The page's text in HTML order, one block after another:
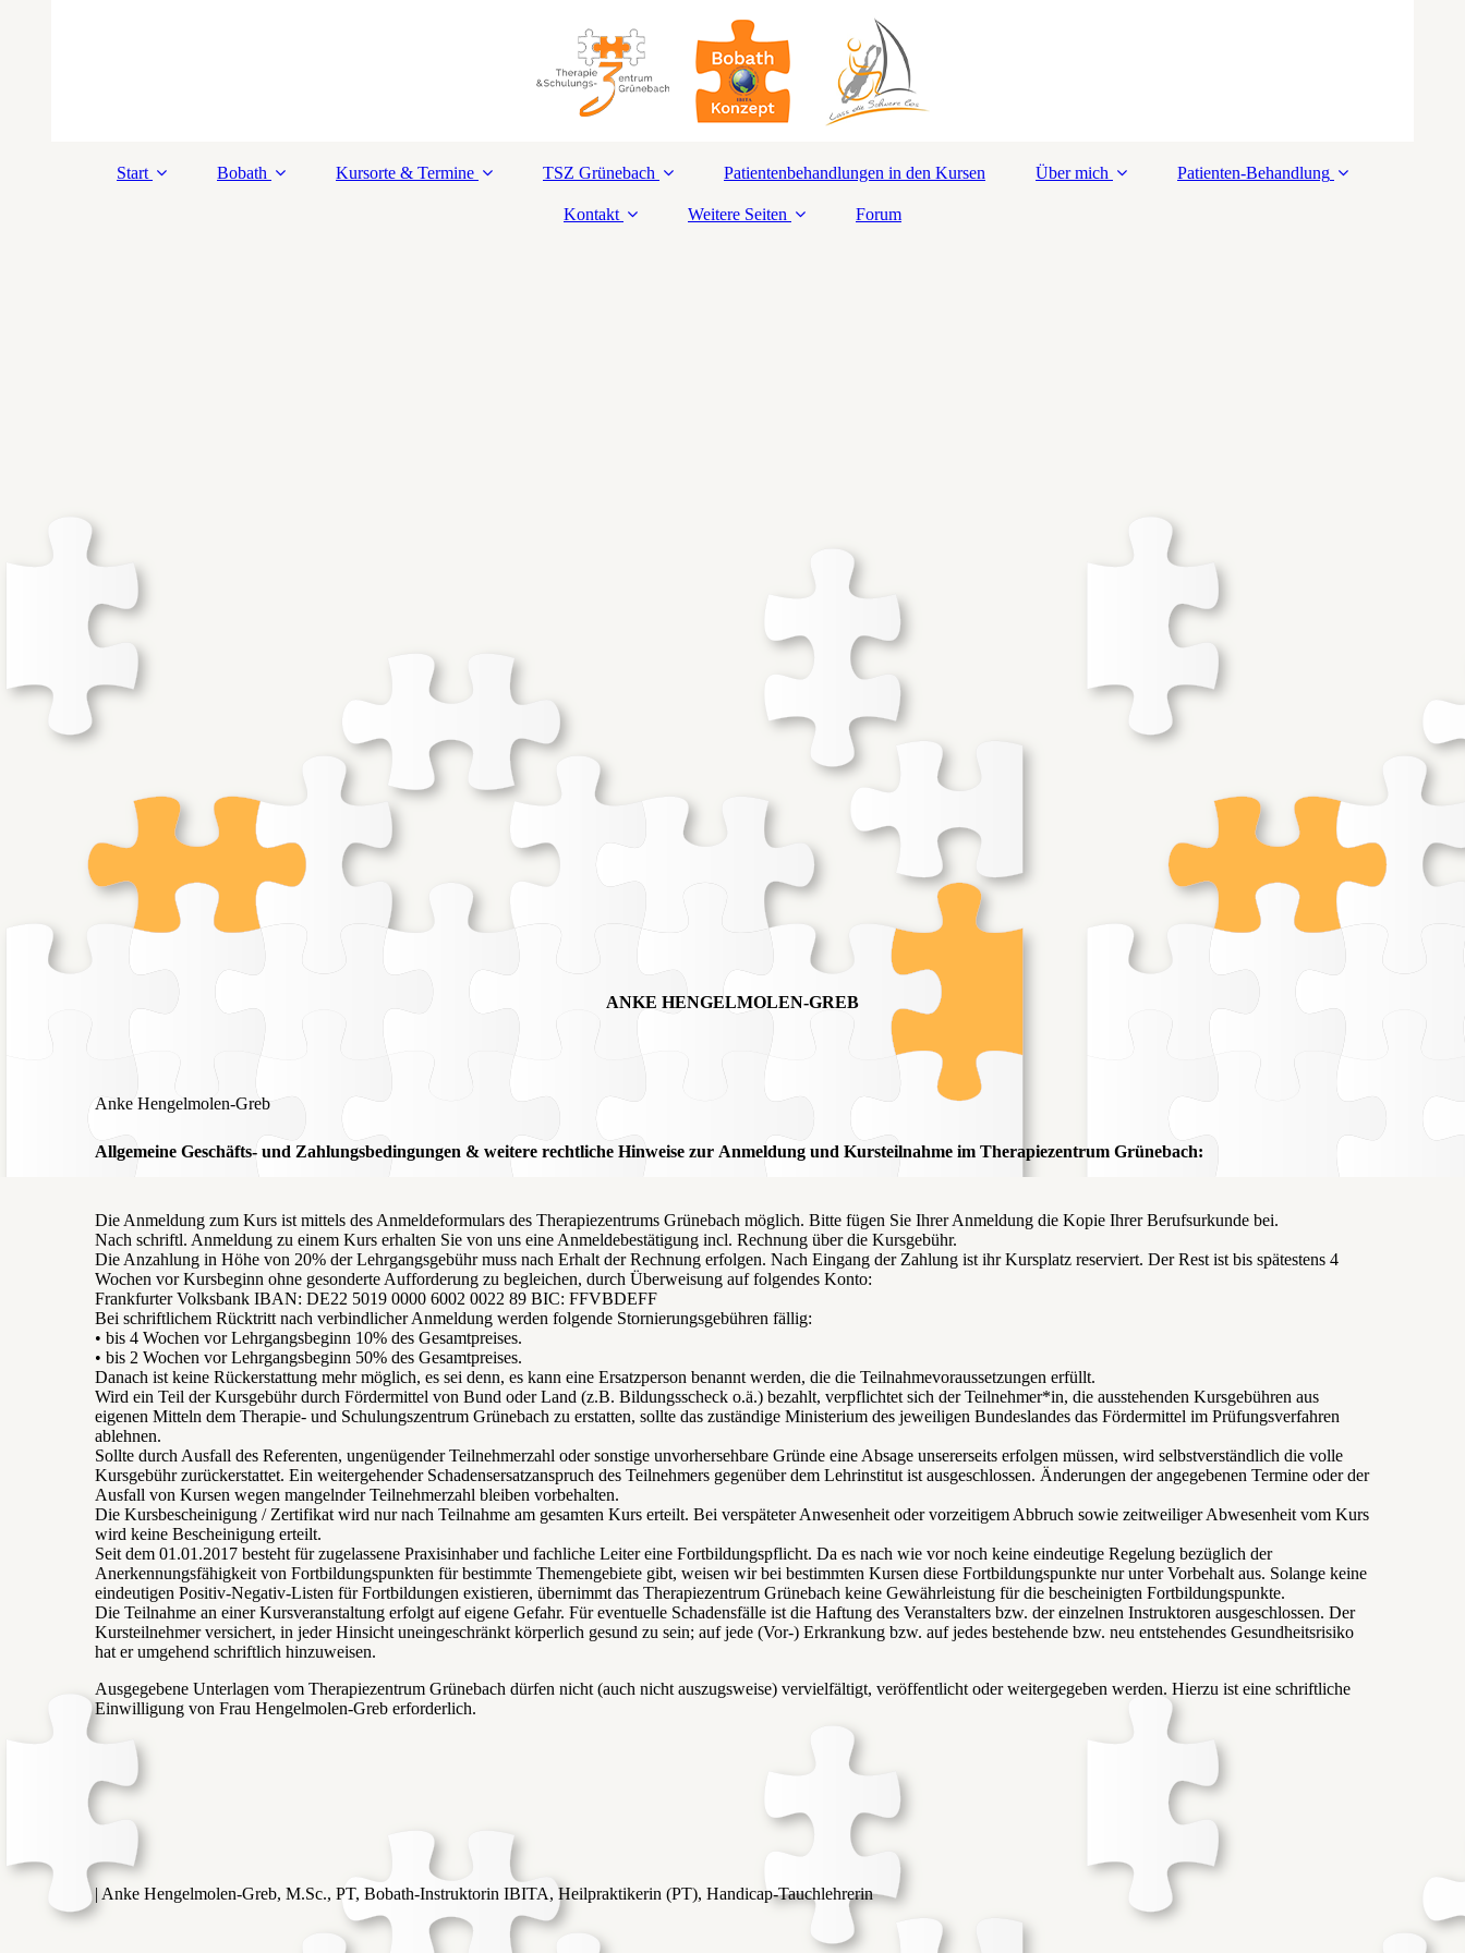
Start Bobath Kursorte & Termine TSZ Grünebach Patientenbehandlungen in den Kursen Über mich Patienten-Behandlung
Kontakt Weitere Seiten Forum
ANKE HENGELMOLEN-GREB
Anke Hengelmolen-Greb
Allgemeine Geschäfts- und Zahlungsbedingungen & weitere rechtliche Hinweise zur Anmeldung und Kursteilnahme im Therapiezentrum Grünebach:
Die Anmeldung zum Kurs ist mittels des Anmeldeformulars des Therapiezentrums Grünebach möglich. Bitte fügen Sie Ihrer Anmeldung die Kopie Ihrer Berufsurkunde bei.
Nach schriftl. Anmeldung zu einem Kurs erhalten Sie von uns eine Anmeldebestätigung incl. Rechnung über die Kursgebühr.
Die Anzahlung in Höhe von 20% der Lehrgangsgebühr muss nach Erhalt der Rechnung erfolgen. Nach Eingang der Zahlung ist ihr Kursplatz reserviert. Der Rest ist bis spätestens 4
Wochen vor Kursbeginn ohne gesonderte Aufforderung zu begleichen, durch Überweisung auf folgendes Konto:
Frankfurter Volksbank IBAN: DE22 5019 0000 6002 0022 89 BIC: FFVBDEFF
Bei schriftlichem Rücktritt nach verbindlicher Anmeldung werden folgende Stornierungsgebühren fällig:
• bis 4 Wochen vor Lehrgangsbeginn 10% des Gesamtpreises.
• bis 2 Wochen vor Lehrgangsbeginn 50% des Gesamtpreises.
Danach ist keine Rückerstattung mehr möglich, es sei denn, es kann eine Ersatzperson benannt werden, die die Teilnahmevoraussetzungen erfüllt.
Wird ein Teil der Kursgebühr durch Fördermittel von Bund oder Land (z.B. Bildungsscheck o.ä.) bezahlt, verpflichtet sich der Teilnehmer*in, die ausstehenden Kursgebühren aus
eigenen Mitteln dem Therapie- und Schulungszentrum Grünebach zu erstatten, sollte das zuständige Ministerium des jeweiligen Bundeslandes das Fördermittel im Prüfungsverfahren
ablehnen.
Sollte durch Ausfall des Referenten, ungenügender Teilnehmerzahl oder sonstige unvorhersehbare Gründe eine Absage unsererseits erfolgen müssen, wird selbstverständlich die volle
Kursgebühr zurückerstattet. Ein weitergehender Schadensersatzanspruch des Teilnehmers gegenüber dem Lehrinstitut ist ausgeschlossen. Änderungen der angegebenen Termine oder der
Ausfall von Kursen wegen mangelnder Teilnehmerzahl bleiben vorbehalten.
Die Kursbescheinigung / Zertifikat wird nur nach Teilnahme am gesamten Kurs erteilt. Bei verspäteter Anwesenheit oder vorzeitigem Abbruch sowie zeitweiliger Abwesenheit vom Kurs
wird keine Bescheinigung erteilt.
Seit dem 01.01.2017 besteht für zugelassene Praxisinhaber und fachliche Leiter eine Fortbildungspflicht. Da es nach wie vor noch keine eindeutige Regelung bezüglich der
Anerkennungsfähigkeit von Fortbildungspunkten für bestimmte Themengebiete gibt, weisen wir bei bestimmten Kursen diese Fortbildungspunkte nur unter Vorbehalt aus. Solange keine
eindeutigen Positiv-Negativ-Listen für Fortbildungen existieren, übernimmt das Therapiezentrum Grünebach keine Gewährleistung für die bescheinigten Fortbildungspunkte.
Die Teilnahme an einer Kursveranstaltung erfolgt auf eigene Gefahr. Für eventuelle Schadensfälle ist die Haftung des Veranstalters bzw. der einzelnen Instruktoren ausgeschlossen. Der
Kursteilnehmer versichert, in jeder Hinsicht uneingeschränkt körperlich gesund zu sein; auf jede (Vor-) Erkrankung bzw. auf jedes bestehende bzw. neu entstehendes Gesundheitsrisiko
hat er umgehend schriftlich hinzuweisen.
Ausgegebene Unterlagen vom Therapiezentrum Grünebach dürfen nicht (auch nicht auszugsweise) vervielfältigt, veröffentlicht oder weitergegeben werden. Hierzu ist eine schriftliche
Einwilligung von Frau Hengelmolen-Greb erforderlich.
| Anke Hengelmolen-Greb, M.Sc., PT, Bobath-Instruktorin IBITA, Heilpraktikerin (PT), Handicap-Tauchlehrerin